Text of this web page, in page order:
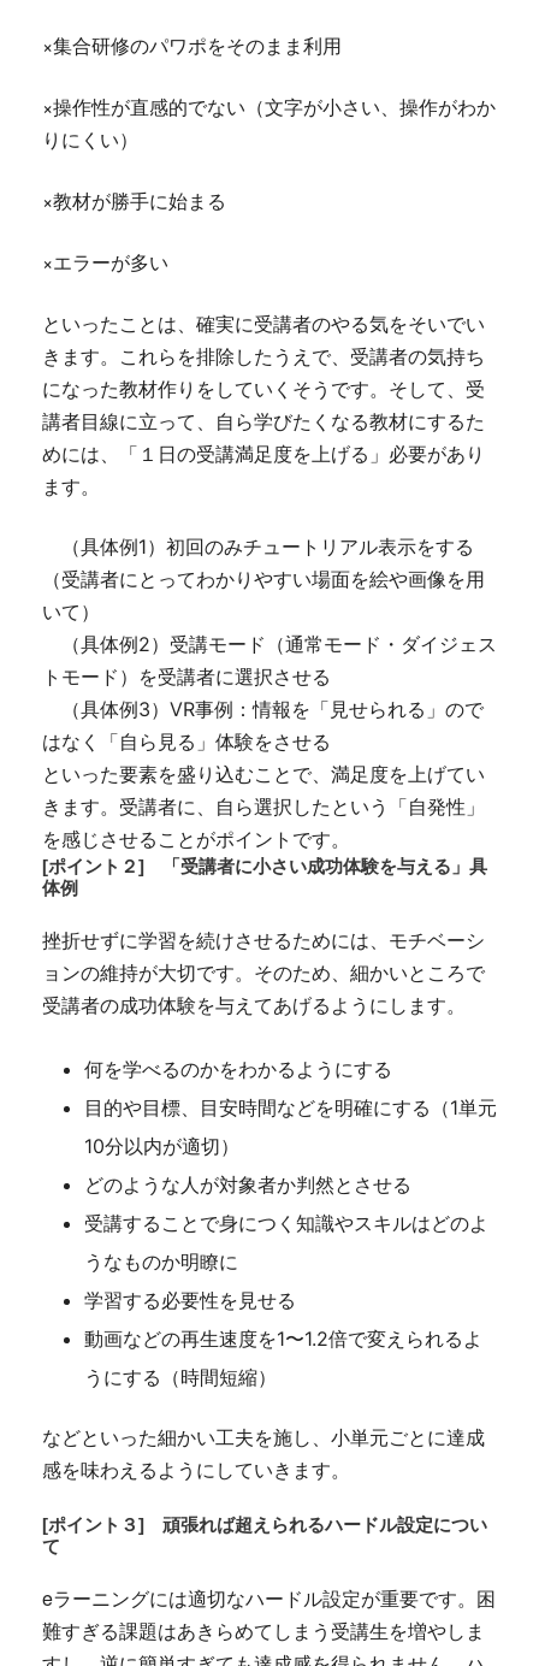
×集合研修のパワポをそのまま利用
×操作性が直感的でない（文字が小さい、操作がわか
りにくい）
×教材が勝手に始まる
×エラーが多い
といったことは、確実に受講者のやる気をそいでい
きます。これらを排除したうえで、受講者の気持ち
になった教材作りをしていくそうです。そして、受
講者目線に立って、自ら学びたくなる教材にするた
めには、「 １日の受講満足度を上げる」必要があり
ます。
（具体例1）初回のみチュートリアル表示をする
（受講者にとってわかりやすい場面を絵や画像を用
いて）
（具体例2）受講モード（通常モード・ダイジェス
トモード）を受講者に選択させる
（具体例3）VR事例：情報を「見せられる」ので
はなく「自ら見る」体験をさせる
といった要素を盛り込むことで、満足度を上げてい
きます。受講者に、自ら選択したという「自発性」
を感じさせることがポイントです。
[ポイント２]
「受講者に小さい成功体験を与える」具
体例
挫折せずに学習を続けさせるためには、モチベーシ
ョンの維持が大切です。そのため、細かいところで
受講者の成功体験を与えてあげるようにします。
何を学べるのかをわかるようにする
目的や目標、目安時間などを明確にする（1単元
10分以内が適切）
どのような人が対象者か判然とさせる
受講することで身につく知識やスキルはどのよ
うなものか明瞭に
学習する必要性を見せる
動画などの再生速度を1〜1.2倍で変えられるよ
うにする（時間短縮）
などといった細かい工夫を施し、小単元ごとに達成
感を味わえるようにしていきます。
[ポイント３] 頑張れば超えられるハードル設定につい
て
eラーニングには適切なハードル設定が重要です。困
難すぎる課題はあきらめてしまう受講生を増やしま